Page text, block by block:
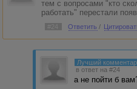
тем с вопросами "кто
работать" перестали
#24 Ответить /
Лучший
в ответ на #24
а не пойти б